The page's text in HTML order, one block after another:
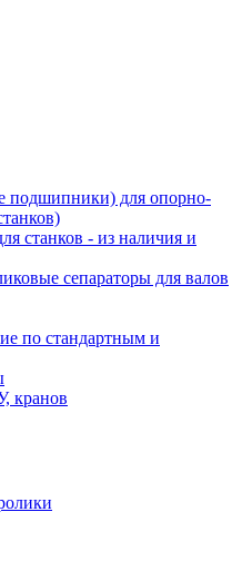
подшипники) для опорно-
станков - из наличия и
сепараторы для валов
по стандартным и
кранов